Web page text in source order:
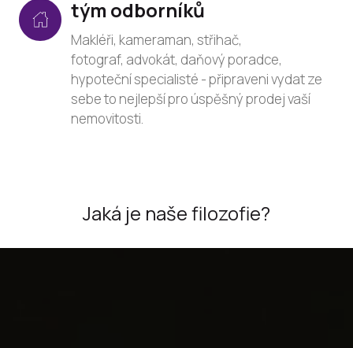
tým odborníků
Makléři, kameraman, střihač,
fotograf, advokát, daňový poradce,
hypoteční specialisté - připraveni vydat ze
sebe to nejlepší pro úspěšný prodej vaší
nemovitosti.
Jaká je naše filozofie?